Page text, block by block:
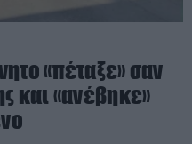
«πέταξε» σαν
και «ανέβηκε»